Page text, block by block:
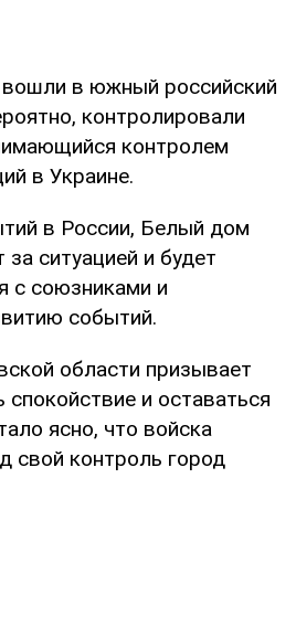
​​вошли в южный российский
контролировали
контролем
в Украине.
в России, Белый дом
за ситуацией и будет
с союзниками и
событий.
области призывает
спокойствие и оставаться
ясно, что войска
свой контроль город